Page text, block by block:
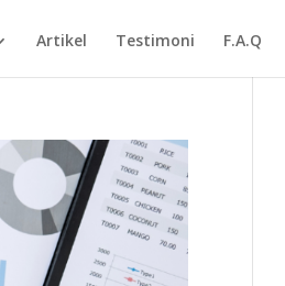
Artikel Testimoni F.A.Q